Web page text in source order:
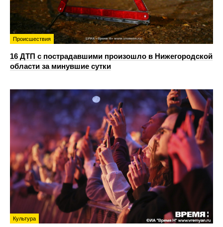
Происшествия
16 ДТП с пострадавшими произошло в Нижегородской
области за минувшие сутки
Культура